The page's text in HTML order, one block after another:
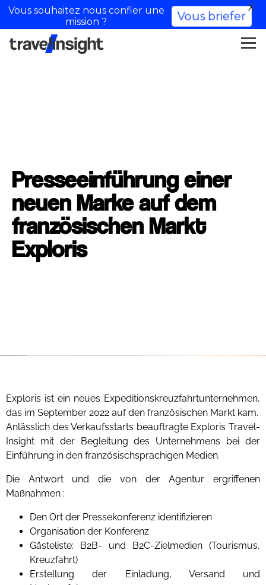
Presseeinführung einer
neuen Marke auf dem
französischen Markt
Exploris
Exploris ist ein neues Expeditionskreuzfahrtunternehmen,
das im September 2022 auf den französischen Markt kam.
Anlässlich des Verkaufsstarts beauftragte Exploris Travel-
Insight mit der Begleitung des Unternehmens bei der
Einführung in den französischsprachigen Medien.
Die Antwort und die von der Agentur ergriffenen
Maßnahmen :
Den Ort der Pressekonferenz identifizieren
Organisation der Konferenz
Gästeliste: B2B- und B2C-Zielmedien (Tourismus,
Kreuzfahrt)
Erstellung der Einladung, Versand und
Vous souhaitez nous confier une
mission ?
Vous briefer
X